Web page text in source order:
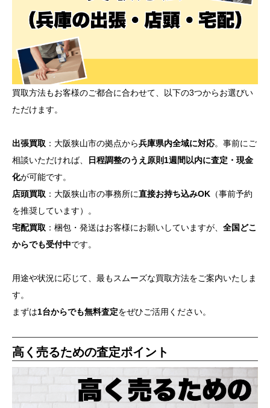
買取方法もお客様のご都合に合わせて、以下の3つからお選びい
ただけます。
出張買取 ：大阪狭山市の拠点から兵庫県内全域に対応。事前にご
相談いただければ、
日程調整のうえ原則1週間以内に査定・現金
化が可能です。
店頭買取 ：大阪狭山市の事務所に直接お持ち込みOK （事前予約
を推奨しています）。
宅配買取 ：梱包・発送はお客様にお願いしていますが、 全国どこ
からでも受付中です。
用途や状況に応じて、最もスムーズな買取方法をご案内いたしま
す。
まずは1台からでも無料査定をぜひご活用ください。
高く売るための査定ポイント